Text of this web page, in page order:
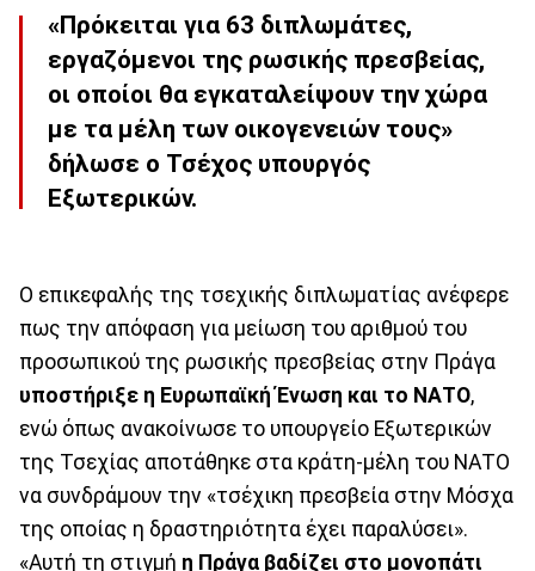
«Πρόκειται για 63 διπλωμάτες,
εργαζόμενοι της ρωσικής πρεσβείας,
οι οποίοι θα εγκαταλείψουν την χώρα
με τα μέλη των οικογενειών τους»
δήλωσε ο Τσέχος υπουργός
Εξωτερικών.
Ο επικεφαλής της τσεχικής διπλωματίας ανέφερε
πως την απόφαση για μείωση του αριθμού του
προσωπικού της ρωσικής πρεσβείας στην Πράγα
υποστήριξε η Ευρωπαϊκή Ένωση και το ΝΑΤΟ,
ενώ όπως ανακοίνωσε το υπουργείο Εξωτερικών
της Τσεχίας αποτάθηκε στα κράτη-μέλη του ΝΑΤΟ
να συνδράμουν την «τσέχικη πρεσβεία στην Μόσχα
της οποίας η δραστηριότητα έχει παραλύσει».
«Αυτή τη στιγμή η Πράγα βαδίζει στο μονοπάτι